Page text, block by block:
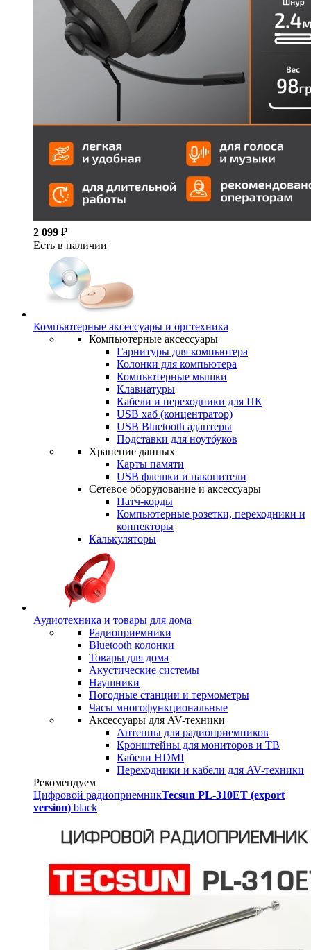
2 099 ₽
Есть в наличии
Компьютерные аксессуары и оргтехника
Компьютерные аксессуары
Гарнитуры для компьютера
Колонки для компьютера
Компьютерные мышки
Клавиатуры
Кабели и переходники для ПК
USB хаб (концентратор)
USB Bluetooth адаптеры
Подставки для ноутбуков
Хранение данных
Карты памяти
USB флешки и накопители
Сетевое оборудование и аксессуары
Патч-корды
Компьютерные розетки, переходники и
коннекторы
Калькуляторы
Аудиотехника и товары для дома
Радиоприемники
Bluetooth колонки
Товары для дома
Акустические системы
Наушники
Погодные станции и термометры
Часы многофункциональные
Аксессуары для AV-техники
Антенны для радиоприемников
Кронштейны для мониторов и ТВ
Кабели HDMI
Переходники и кабели для AV-техники
Рекомендуем
Цифровой радиоприемникTecsun PL-310ET (export
version) black